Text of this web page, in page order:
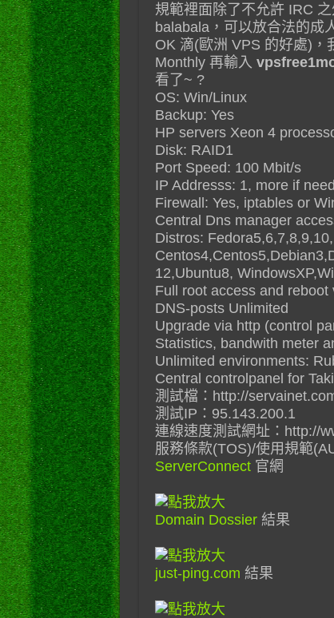
規範裡面除了不允許 IRC
balabala，可以放合法的成
OK 滴(歐洲 VPS 的好處)，
Monthly 再輸入
看了~ ?
OS: Win/Linux
Backup: Yes
HP servers Xeon 4
Disk: RAID1
Port Speed: 100 Mbit/s
IP Addresss: 1, more if
Firewall: Yes, iptables or
Central Dns manager
Distros: Fedora5,6,7,8,9,10,
12,Ubuntu8,
Full root access and reboot
DNS-posts Unlimited
Upgrade via http (control
Statistics, bandwith meter
Unlimited environments:
Central controlpanel for
測試檔：http://
測試IP：95.143.200.1
連線速度測試網址：http://
服務條款(TOS)/使用規範
ServerConnect官網
Domain Dossier結果
just-ping.com 結果